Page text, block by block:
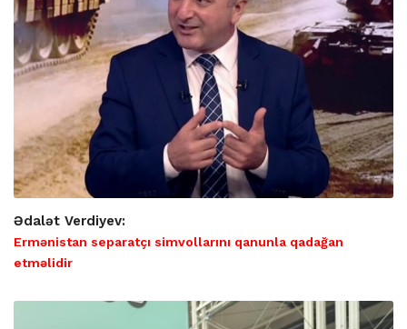
Ədalət Verdiyev:
Ermənistan separatçı simvollarını qanunla qadağan
etməlidir